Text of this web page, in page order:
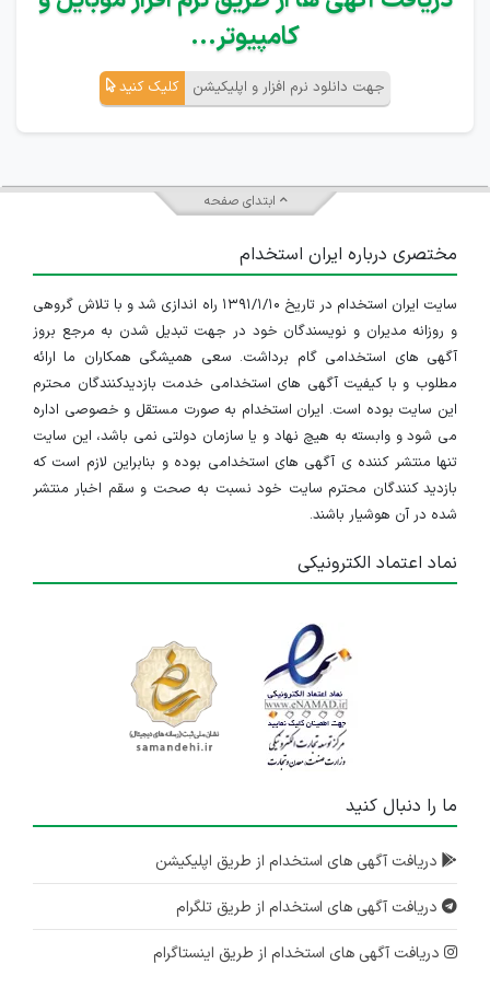
کامپیوتر...
جهت دانلود نرم افزار و اپلیکیشن کلیک کنید
ابتدای صفحه
مختصری درباره ایران استخدام
سایت ایران استخدام در تاریخ ۱۳۹۱/۱/۱۰ راه اندازی شد و با تلاش گروهی
و روزانه مدیران و نویسندگان خود در جهت تبدیل شدن به مرجع بروز
آگهی های استخدامی گام برداشت. سعی همیشگی همکاران ما ارائه
مطلوب و با کیفیت آگهی های استخدامی خدمت بازدیدکنندگان محترم
این سایت بوده است. ایران استخدام به صورت مستقل و خصوصی اداره
می شود و وابسته به هیچ نهاد و یا سازمان دولتی نمی باشد، این سایت
تنها منتشر کننده ی آگهی های استخدامی بوده و بنابراین لازم است که
بازدید کنندگان محترم سایت خود نسبت به صحت و سقم اخبار منتشر
شده در آن هوشیار باشند.
نماد اعتماد الکترونیکی
ما را دنبال کنید
دریافت آگهی های استخدام از طریق اپلیکیشن
دریافت آگهی های استخدام از طریق تلگرام
دریافت آگهی های استخدام از طریق اینستاگرام